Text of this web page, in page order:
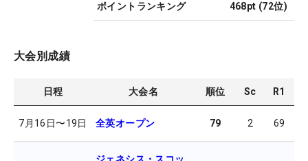
ポイントランキング 468pt (72位)
大会別成績
日程 大会名 順位 Sc R1
7月16日〜19日 全英オープン 79 2 69